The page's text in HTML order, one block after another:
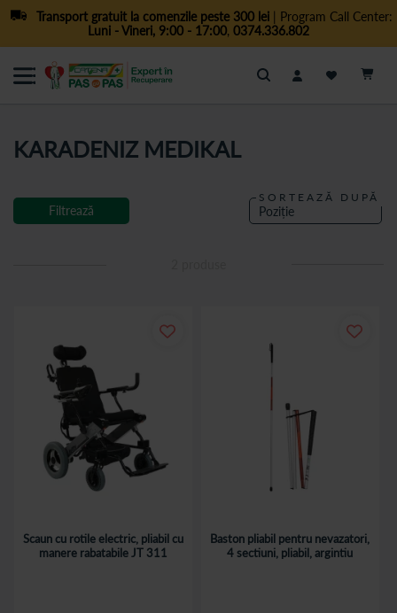
Transport gratuit la comenzile peste 300 lei| Program Call Center:
Luni - Vineri, 9:00 - 17:00, 0374.336.802
Cautare
KARADENIZ MEDIKAL
SORTEAZĂ DUPĂ
Scaun cu rotile electric, pliabil cu
manere rabatabile JT 311
Baston pliabil pentru nevazatori,
4 sectiuni, pliabil, argintiu
Filtrează